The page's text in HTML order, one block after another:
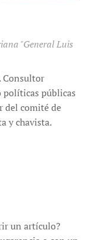
"General Luis
Consultor
políticas públicas
del comité de
y chavista.
un artículo?